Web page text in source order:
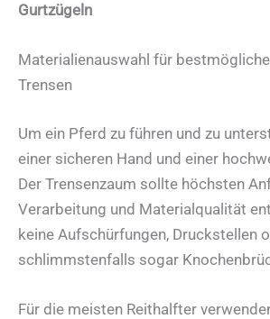
Gurtzügeln
Materialienauswahl für
Trensen
Um ein Pferd zu führen und zu
einer sicheren Hand und einer
Der Trensenzaum sollte höchsten
Verarbeitung und Materialqualität
keine Aufschürfungen, Druckstellen
schlimmstenfalls sogar
Für die meisten Reithalfter